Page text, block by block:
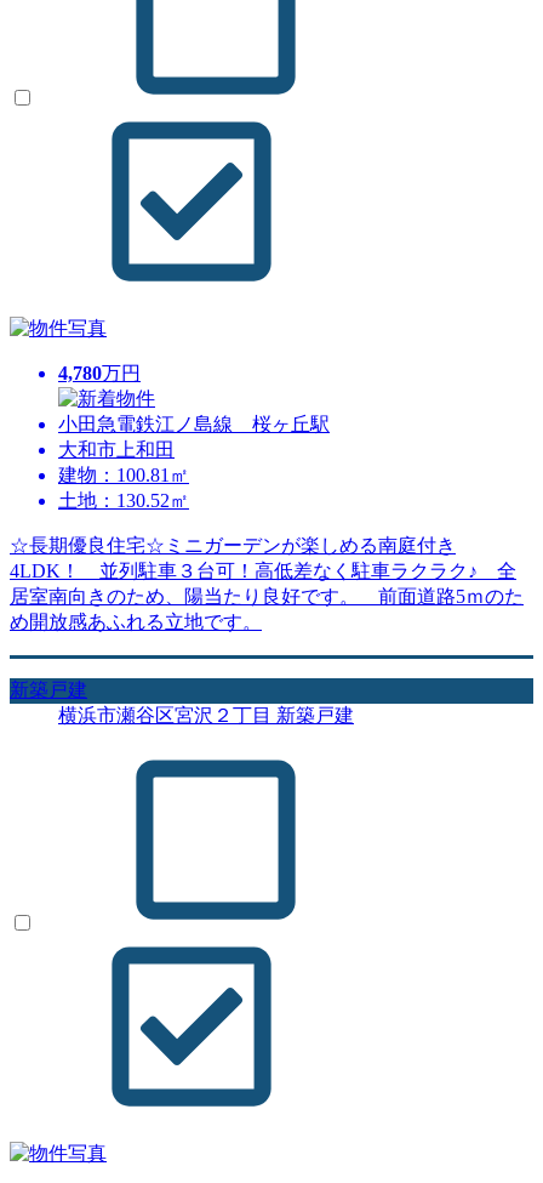
4,780万円
小田急電鉄江ノ島線 桜ヶ丘駅
大和市上和田
建物：100.81㎡
土地：130.52㎡
☆長期優良住宅☆ミニガーデンが楽しめる南庭付き
4LDK！ 並列駐車３台可！高低差なく駐車ラクラク♪ 全
居室南向きのため、陽当たり良好です。 前面道路5ｍのた
め開放感あふれる立地です。
新築戸建
横浜市瀬谷区宮沢２丁目 新築戸建